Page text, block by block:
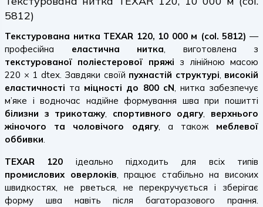
5812)
Текстурована нитка TEXAR 120, 10 000 м (col. 5812) —
професійна еластична нитка, виготовлена з
текстурованої поліестерової пряжі з лінійною масою
220 × 1 dtex. Завдяки своїй пухнастій структурі, високій
еластичності та міцності до 800 cN, нитка забезпечує
м’яке і водночас надійне формування шва при пошитті
білизни з трикотажу, спортивного одягу, верхнього
жіночого та чоловічого одягу, а також меблевої
оббивки.
TEXAR 120 ідеально підходить для всіх типів
промислових оверлоків, працює стабільно на високих
швидкостях, не рветься, не перекручується і зберігає
форму шва навіть після багаторазового прання.